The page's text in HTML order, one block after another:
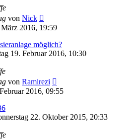
von Nick
2016, 19:59
möglich?
19. Februar 2016, 10:30
von Ramirezi
2016, 09:55
22. Oktober 2015, 20:33